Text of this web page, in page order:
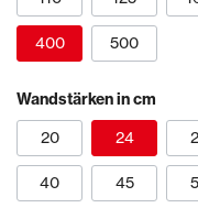
400 500
Wandstärken in cm
20
24
40 45